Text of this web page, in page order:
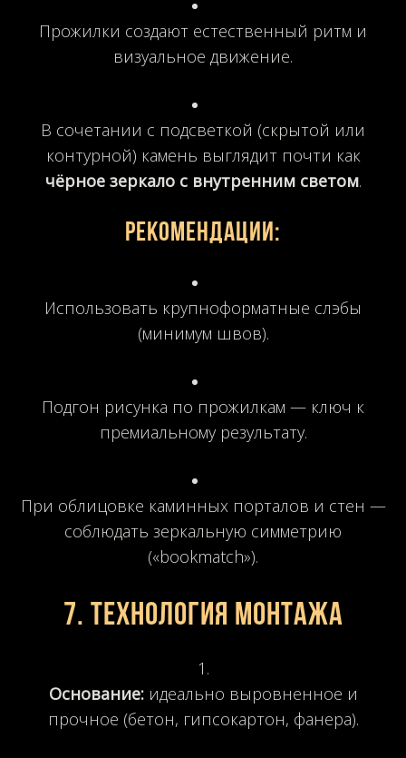
Прожилки создают естественный ритм и
визуальное движение.
В сочетании с подсветкой (скрытой или
контурной) камень выглядит почти как
чёрное зеркало с внутренним светом.
Рекомендации:
Использовать крупноформатные слэбы
(минимум швов).
Подгон рисунка по прожилкам — ключ к
премиальному результату.
При облицовке каминных порталов и стен —
соблюдать зеркальную симметрию
(«bookmatch»).
7. Технология монтажа
Основание:идеально выровненное и
прочное (бетон, гипсокартон, фанера).